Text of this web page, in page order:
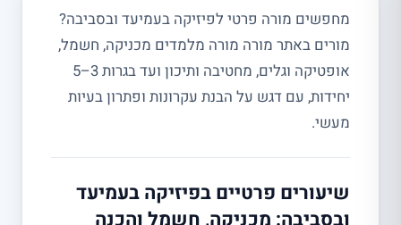
מחפשים מורה פרטי לפיזיקה בעמיעד ובסביבה?
מורים באתר מורה מורה מלמדים מכניקה, חשמל,
אופטיקה וגלים, מחטיבה ותיכון ועד בגרות 3–5
יחידות, עם דגש על הבנת עקרונות ופתרון בעיות
מעשי.
שיעורים פרטיים בפיזיקה בעמיעד